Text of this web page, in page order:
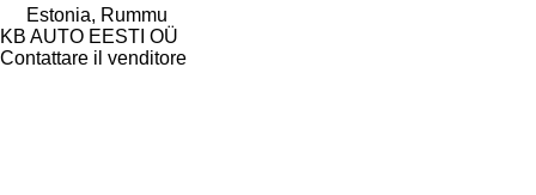
Estonia, Rummu
KB AUTO EESTI OÜ
Contattare il venditore